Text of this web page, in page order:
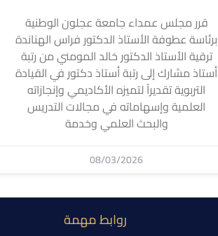
قرر مجلس عمداء جامعة عجلون الوطنية
برئاسة عطوفة الأستاذ الدكتور فراس الهناندة
ترقية الأستاذ الدكتور خالد المومني من رتبة
أستاذ مشارك إلى رتبة أستاذ دكتور في القيادة
التربوية تقديراً لتميزه الأكاديمي وإنجازاته
العلمية وإسهاماته في مجالات التدريس
والبحث العلمي وخدمة
08/03/2026
روابط مهمة